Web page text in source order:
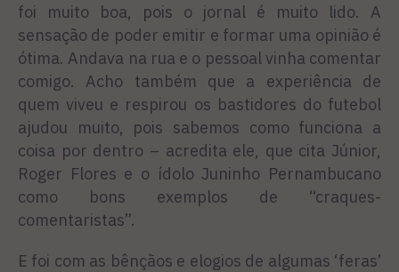
foi muito boa, pois o jornal é muito lido. A
sensação de poder emitir e formar uma opinião é
ótima. Andava na rua e o pessoal vinha comentar
comigo. Acho também que a experiência de
quem viveu e respirou os bastidores do futebol
ajudou muito, pois sabemos como funciona a
coisa por dentro – acredita ele, que cita Júnior,
Roger Flores e o ídolo Juninho Pernambucano
como bons exemplos de “craques-
comentaristas”.
E foi com as bênçãos e elogios de algumas ‘feras’